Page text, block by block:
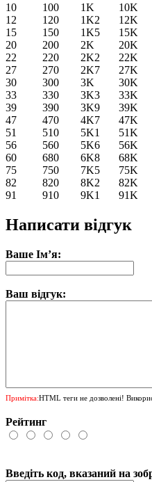
10
100 1K 10K
12
120 1K2 12K
15
150 1K5 15K
20
200 2K 20K
22
220 2K2 22K
27
270 2K7 27K
30
300 3K 30K
33
330 3K3 33K
39
390 3K9 39K
47
470 4K7 47K
51
510 5K1 51K
56
560 5K6 56K
60
680 6K8 68K
75
750 7K5 75K
82
820 8K2 82K
91
910 9K1 91K
Написати відгук
Ваше Ім’я:
Ваш відгук:
Примітка:HTML теги не дозволені!
Рейтинг
Введіть код, вказаний на